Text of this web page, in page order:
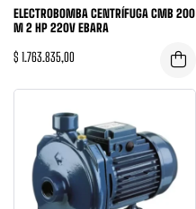
ELECTROBOMBA CENTRÍFUGA CMB 200
M 2 HP 220V EBARA
$ 1.763.835,00